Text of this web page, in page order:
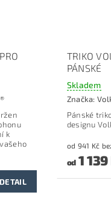
k
DETAIL
TRIKO
PÁNSKÉ
Skladem
Značka:
Pánské
designu
od
od1 139